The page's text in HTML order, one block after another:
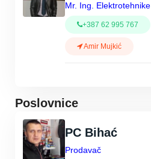
Mr. Ing. Elektrotehnike
+387 62 995 767
Amir Mujkić
Poslovnice
PC Bihać
Prodavač